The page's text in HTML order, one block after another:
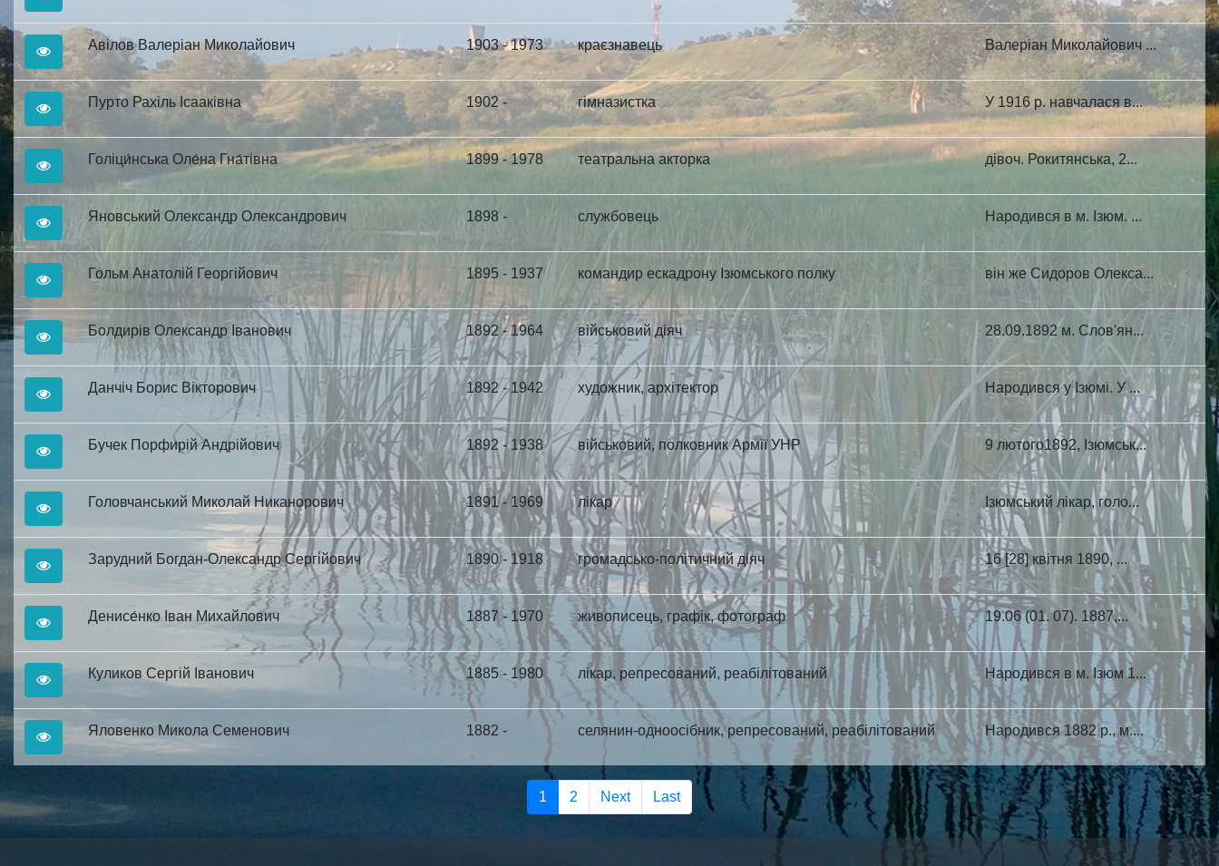
Авілов Валеріан Миколайович 1903 - 1973 краєзнавець Валеріан Миколайович ...
Пурто Рахіль Ісааківна 1902 - гімназистка У 1916 р. навчалася в...
Голіци́нська Оле́на Гна́тівна 1899 - 1978 театральна акторка дівоч. Рокитянська, 2...
Яновський Олександр Олександрович 1898 - службовець Народився в м. Ізюм. ...
Гольм Анатолій Георгійович 1895 - 1937 командир ескадрону Ізюмського полку він же Сидоров Олекса...
Болдирів Олександр Іванович 1892 - 1964 військовий діяч 28.09.1892 м. Слов'ян...
Данчіч Борис Вікторович 1892 - 1942 художник, архітектор Народився у Ізюмі. У ...
Бучек Порфирій Андрійович 1892 - 1938 військовий, полковник Армії УНР 9 лютого1892, Ізюмськ...
Головчанський Миколай Никанорович 1891 - 1969 лікар Ізюмський лікар, голо...
Зарудний Богдан-Олександр Сергі́йович 1890 - 1918 громадсько-політичний діяч 16 [28] квітня 1890, ...
Денисе́нко Іван Михайлович 1887 - 1970 живописець, графік, фотограф 19.06 (01. 07). 1887,...
Куликов Сергій Іванович 1885 - 1980 лікар, репресований, реабілітований Народився в м. Ізюм 1...
Яловенко Микола Семенович 1882 - селянин-одноосібник, репресований, реабілітований Народився 1882 р., м....
1 2 Next Last